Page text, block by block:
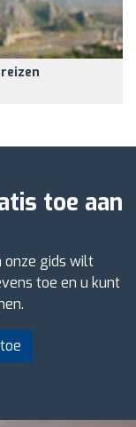
toe aan
onze gids wilt
toe en u kunt